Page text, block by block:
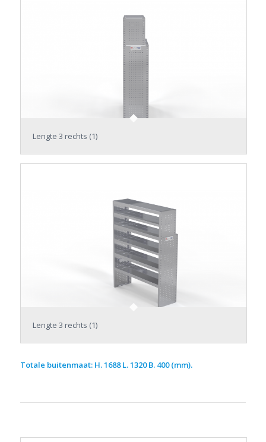
Lengte 3 rechts (1)
Lengte 3 rechts (1)
Totale buitenmaat: H. 1688 L. 1320 B. 400 (mm).